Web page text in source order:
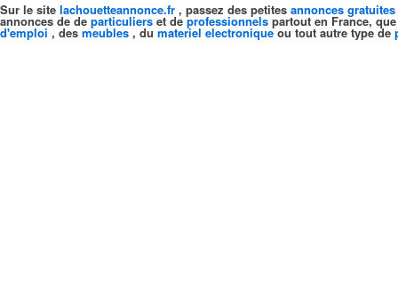
Sur le site lachouetteannonce.fr , passez des petites annonces gratuites
annonces de de particuliers et deprofessionnels partout en France,
d'emploi , des meubles , du materiel electroniqueou tout autre type de